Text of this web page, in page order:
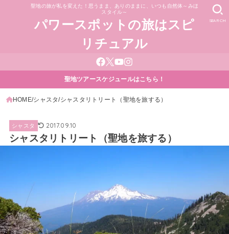
聖地の旅が私を変えた！思うまま、ありのままに、いつも自然体～みほ
スタイル～
パワースポットの旅はスピ
リチュアル
SEARCH
聖地ツアースケジュールはこちら！
HOME シャスタ シャスタリトリート（聖地を旅する）
シャスタ 2017.09.10
シャスタリトリート（聖地を旅する）